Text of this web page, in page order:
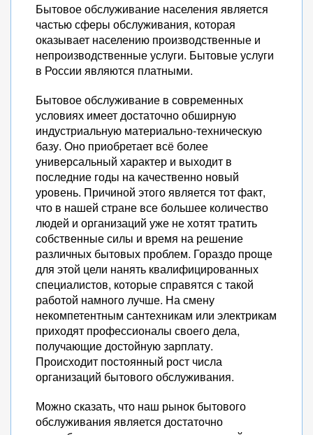
Бытовое обслуживание населения является
частью сферы обслуживания, которая
оказывает населению производственные и
непроизводственные услуги. Бытовые услуги
в России являются платными.
Бытовое обслуживание в современных
условиях имеет достаточно обширную
индустриальную материально-техническую
базу. Оно приобретает всё более
универсальный характер и выходит в
последние годы на качественно новый
уровень. Причиной этого является тот факт,
что в нашей стране все большее количество
людей и организаций уже не хотят тратить
собственные силы и время на решение
различных бытовых проблем. Гораздо проще
для этой цели нанять квалифицированных
специалистов, которые справятся с такой
работой намного лучше. На смену
некомпетентным сантехникам или электрикам
приходят профессионалы своего дела,
получающие достойную зарплату.
Происходит постоянный рост числа
организаций бытового обслуживания.
Можно сказать, что наш рынок бытового
обслуживания является достаточно